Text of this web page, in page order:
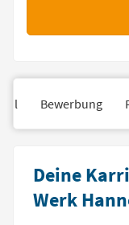
Bewerbung
Deine
Werk